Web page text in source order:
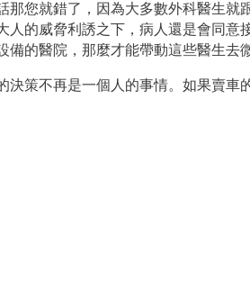
您就錯了，因為大多數外科醫生
的威脅利誘之下，病人還是會同
的醫院，那麼才能帶動這些醫生去
策不再是一個人的事情。如果賣